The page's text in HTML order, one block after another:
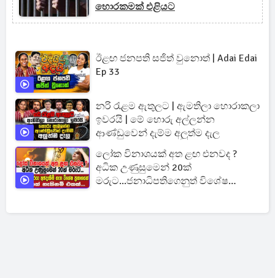
හොරකමක් එළියට
ඊළඟ ජනපති සජිත් වුනොත් | Adai Edai
Ep 33
නරි රැළම ඇතුලට | ඇමතිලා හොරාකලා
ඉවරයි | මේ හොරු අල්ලන්න
ආණ්ඩුවෙන් දැම්ම අලුත්ම දැල
ලෝක විනාශයක් අත ළඟ එනවද ?
අධික උණුසුමෙන් 20ක්
මරුට...ජනාධිපතිගෙනුත් විශේෂ